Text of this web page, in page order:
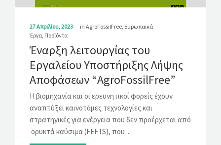
27 Απριλίου, 2023 in AgroFossilFree Ευρωπαϊκά
Έργα Προϊόντα
Έναρξη λειτουργίας του
Εργαλείου Υποστήριξης Λήψης
Αποφάσεων “AgroFossilFree”
Η βιομηχανία και οι ερευνητικοί φορείς έχουν
αναπτύξει καινοτόμες τεχνολογίες και
στρατηγικές για ενέργεια που δεν προέρχεται από
ορυκτά καύσιμα (FEFTS), που…